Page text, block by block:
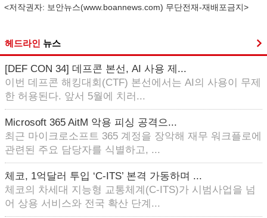
<저작권자: 보안뉴스(www.boannews.com) 무단전재-재배포금지>
헤드라인 뉴스
[DEF CON 34] 데프콘 본선, AI 사용 제...
이번 데프콘 해킹대회(CTF) 본선에서는 AI의 사용이 무제
한 허용된다. 앞서 5월에 치러...
Microsoft 365 AitM 악용 피싱 공격으...
최근 마이크로소프트 365 계정을 장악해 재무 워크플로에
관련된 주요 담당자를 식별하고, ...
체코, 1억달러 투입 ‘C-ITS’ 본격 가동하며 ...
체코의 차세대 지능형 교통체계(C-ITS)가 시범사업을 넘
어 상용 서비스와 전국 확산 단계...